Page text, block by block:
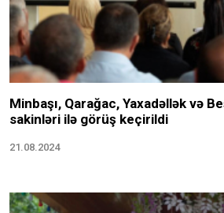
Minbaşı, Qarağac, Yaxadəllək və
sakinləri ilə görüş keçirildi
21.08.2024